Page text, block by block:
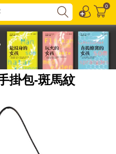
0
掛包-斑馬紋